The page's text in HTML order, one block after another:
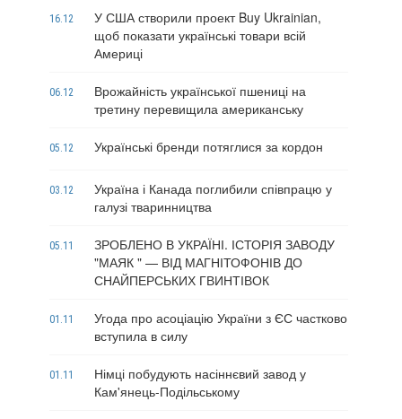
16.12
У США створили проект Buy Ukrainian,
щоб показати українські товари всій
Америці
06.12
Врожайність української пшениці на
третину перевищила американську
05.12 Українські бренди потяглися за кордон
03.12
Україна і Канада поглибили співпрацю у
галузі тваринництва
05.11
ЗРОБЛЕНО В УКРАЇНІ. ІСТОРІЯ ЗАВОДУ
"МАЯК " — ВІД МАГНІТОФОНІВ ДО
СНАЙПЕРСЬКИХ ГВИНТІВОК
01.11
Угода про асоціацію України з ЄС частково
вступила в силу
01.11
Німці побудують насіннєвий завод у
Кам'янець-Подільському